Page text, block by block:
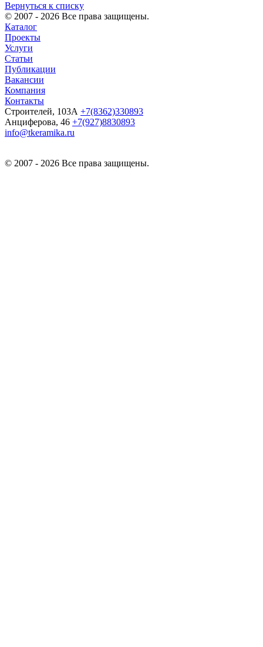
Вернуться к списку
© 2007 - 2026 Все права защищены.
Каталог
Проекты
Услуги
Статьи
Публикации
Вакансии
Компания
Контакты
Строителей, 103А +7(8362)330893
Анциферова, 46 +7(927)8830893
info@tkeramika.ru
© 2007 - 2026 Все права защищены.